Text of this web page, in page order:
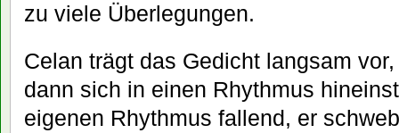
zu viele Überlegungen.
Celan trägt das Gedicht langsam
dann sich in einen Rhythmus
eigenen Rhythmus fallend, er